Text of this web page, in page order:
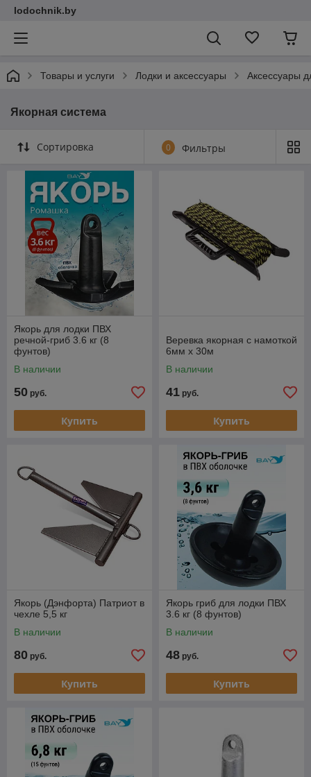
lodochnik.by
Товары и услуги Лодки и аксессуары Аксессуары
Якорная система
Сортировка 0 Фильтры
Якорь для лодки ПВХ
речной-гриб 3.6 кг (8
фунтов)
В наличии
50 руб.
Купить
Веревка якорная с намоткой
6мм х 30м
В наличии
41 руб.
Купить
​Якорь (Дэнфорта) Патриот в
чехле 5,5 кг
В наличии
80 руб.
Купить
Якорь гриб для лодки ПВХ
3.6 кг (8 фунтов)
В наличии
48 руб.
Купить